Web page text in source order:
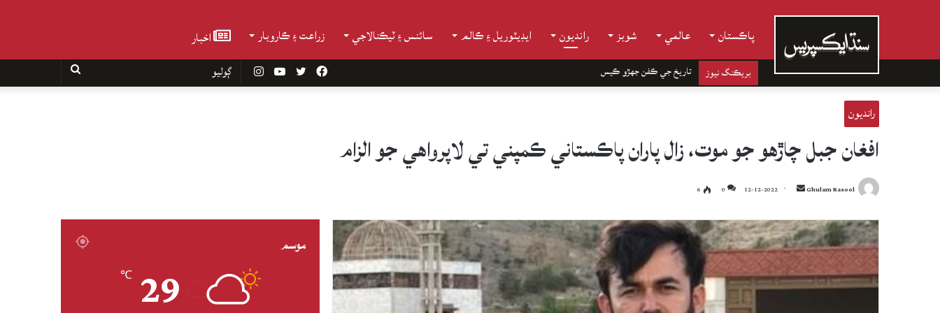
پاڪستان عالمي شوبز رانديون ايڊيٽوريل ۽ ڪالم سائنس ۽ ٽيڪنالاجي زراعت ۽ ڪاروبار اخبار
بريڪنگ نيوز تاريخ جي ڪفن جھڙو ڪيس InstagramYouTube Twitter
Facebook
رانديون
افغان جبل چاڙهو جو موت، زال پاران پاڪستاني ڪمپني تي لاپرواهي جو الزام
Ghulam Rasool
Send
email
12-12-2022
0
6
موسم
29
℃